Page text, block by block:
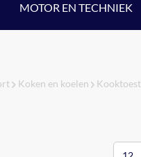
MOTOR EN TECHNIEK
Koken en koelen